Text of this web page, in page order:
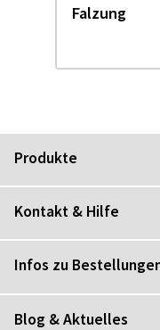
Falzung
Produkte
Kontakt & Hilfe
Infos zu
Blog & Aktuelles